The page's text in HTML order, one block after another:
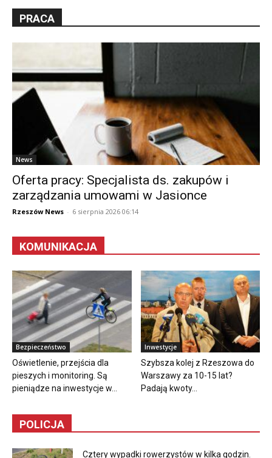
PRACA
News
Oferta pracy: Specjalista ds. zakupów i
zarządzania umowami w Jasionce
Rzeszów News - 6 sierpnia 2026 06:14
KOMUNIKACJA
Bezpieczeństwo
Oświetlenie, przejścia dla
pieszych i monitoring. Są
pieniądze na inwestycje w...
Inwestycje
Szybsza kolej z Rzeszowa do
Warszawy za 10-15 lat?
Padają kwoty...
POLICJA
Cztery wypadki rowerzystów w kilka godzin.